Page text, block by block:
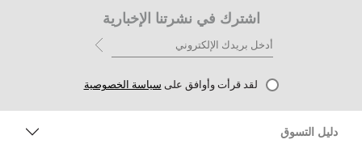
اشترك في نشرتنا الإخبارية
لقد قرأت وأوافق على سياسة الخصوصية
دليل التسوق